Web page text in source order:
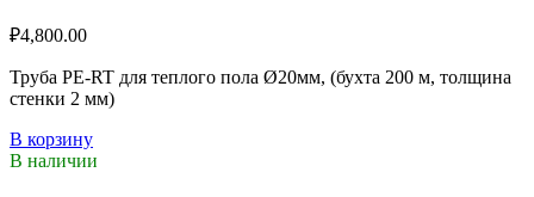
₽4,800.00
Труба PE-RT для теплого пола Ø20мм, (бухта 200 м, толщина
стенки 2 мм)
В корзину
В наличии